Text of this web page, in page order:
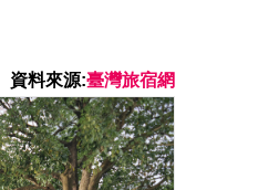
資料來源:臺灣旅宿網